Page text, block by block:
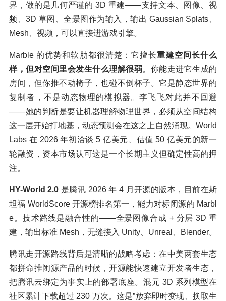
界，做的是几何严谨的 3D 重建——支持文本、图像、视
频、3D 草图、全景图作为输入，输出 Gaussian Splats、
Mesh、视频，可以直接进游戏引擎。
Marble 的优势和软肋都很清楚：它擅长重建空间长什么
样，但对空间里会发生什么理解很弱。你能走进它生成的
房间，但你推不动椅子，也碰不倒杯子。它是静态世界的
复制者，不是动态物理的模拟器。李飞飞对此并不回避
——她的判断是要让机器理解物理世界，必须从空间结构
这一层开始打地基，动态预测会在这之上自然涌现。World
Labs 在 2026 年初洽谈 5 亿美元、估值 50 亿美元的新一
轮融资，资本市场认可这是一个长期主义但确定性高的押
注。
HY-World 2.0 是腾讯 2026 年 4 月开源的版本，目前在斯
坦福 WorldScore 开源榜排名第一，能力对标闭源的 Marbl
e。技术路线是融合性的——全景图像合成 + 分层 3D 重
建，输出标准 Mesh，无缝接入 Unity、Unreal、Blender。
腾讯走开源路线背后是清晰的战略考虑：在中美两套生态
都拼命推闭源产品的时候，开源能快速建立开发者生态，
把腾讯云绑定为事实上的部署底座。混元 3D 系列模型在
社区累计下载超过 230 万次。这是”放弃即时变现、换取生